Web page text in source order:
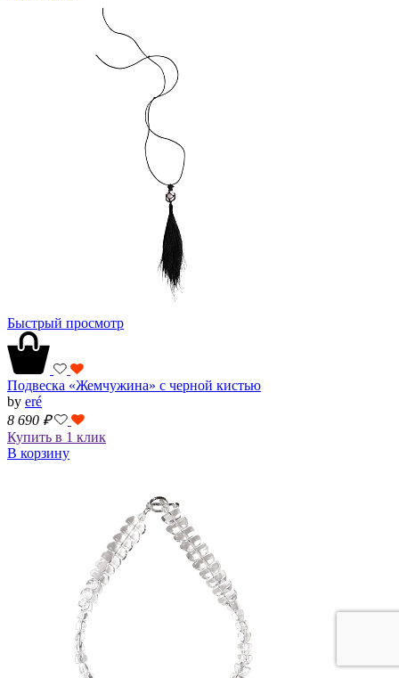
Быстрый просмотр
Подвеска «Жемчужина» с черной кистью
by eré
8 690 ₽
Купить в 1 клик
В корзину